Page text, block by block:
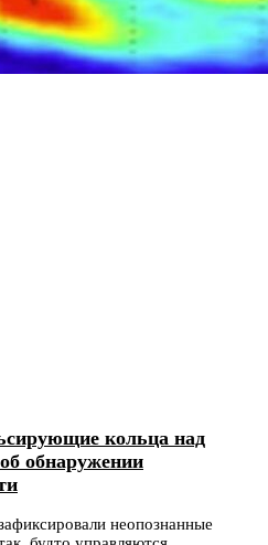
кольца над
обнаружении
неопознанные